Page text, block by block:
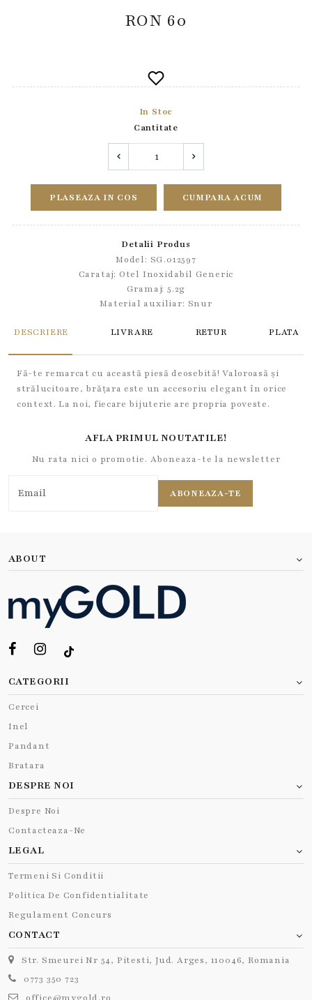
RON 60
In Stoc
Cantitate
PLASEAZA IN COS CUMPARA ACUM
Detalii Produs
Model: SG.012597
Carataj: Otel Inoxidabil Generic
Gramaj: 5.2g
Material auxiliar: Snur
DESCRIERE LIVRARE RETUR PLATA
Fă-te remarcat cu această piesă deosebită! Valoroasă și
strălucitoare, brățara este un accesoriu elegant în orice
context. La noi, fiecare bijuterie are propria poveste.
AFLA PRIMUL NOUTATILE!
Nu rata nici o promotie. Aboneaza-te la newsletter
ABONEAZA-TE
ABOUT
CATEGORII
Cercei
Inel
Pandant
Bratara
DESPRE NOI
Despre Noi
Contacteaza-Ne
LEGAL
Termeni Si Conditii
Politica De Confidentialitate
Regulament Concurs
CONTACT
Str. Smeurei Nr 54, Pitesti, Jud. Arges, 110046, Romania
0773 350 723